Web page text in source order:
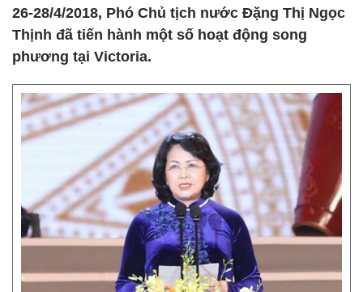
26-28/4/2018, Phó Chủ tịch nước Đặng Thị Ngọc
Thịnh đã tiến hành một số hoạt động song
phương tại Victoria.